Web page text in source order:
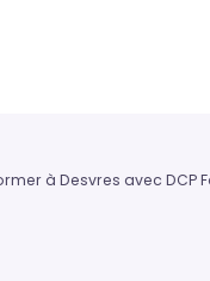
à Desvres avec